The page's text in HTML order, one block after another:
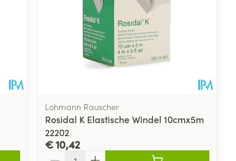
Lohmann Rauscher
Rosidal K Elastische Windel 10cmx5m
22202
€ 10,42